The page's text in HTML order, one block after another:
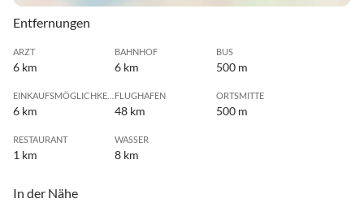
Entfernungen
ARZT
6 km
BAHNHOF
6 km
BUS
500 m
6 km
FLUGHAFEN
48 km
ORTSMITTE
500 m
RESTAURANT
1 km
WASSER
8 km
In der Nähe